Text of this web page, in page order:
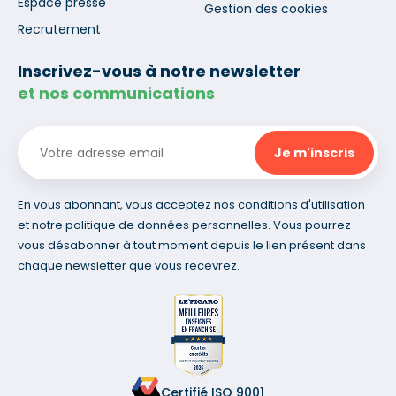
Recrutement
Gestion des cookies
Inscrivez-vous à notre newsletter
et nos communications
En vous abonnant, vous acceptez nos conditions d'utilisation
et notre politique de données personnelles. Vous pourrez
vous désabonner à tout moment depuis le lien présent dans
chaque newsletter que vous recevrez.